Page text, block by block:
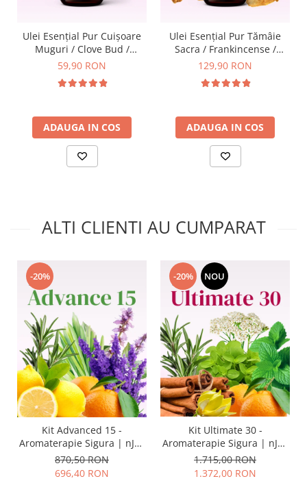
Ulei Esențial Pur Cuişoare
Muguri / Clove Bud /
Eugenia Caryophyllata 15ml
nJoy Nature
59,90 RON
ADAUGA IN COS
Ulei Esențial Pur Tămâie
Sacra / Frankincense /
Boswellia Carterii 15ml -
Nature
129,90 RON
ADAUGA IN COS
ALTI CLIENTI AU CUMPARAT
-20%
Kit Advanced 15 -
Aromaterapie Sigura | nJoy
Nature
870,50 RON
696,40 RON
-20% NOU
Kit Ultimate 30 -
Aromaterapie Sigura | nJoy
Nature
1.715,00 RON
1.372,00 RON